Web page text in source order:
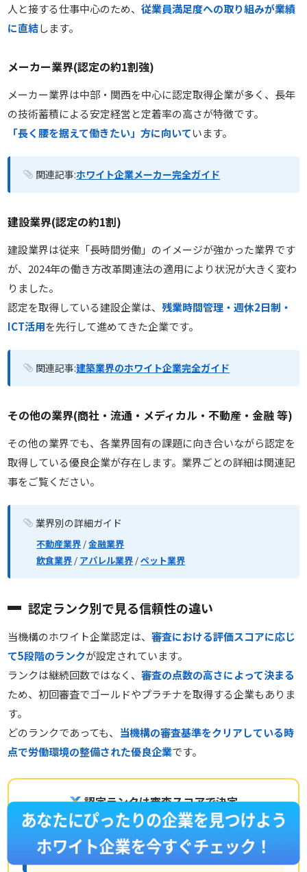
人と接する仕事中心のため、従業員満足度への取り組みが業績
に直結します。
メーカー業界(認定の約1割強)
メーカー業界は中部・関西を中心に認定取得企業が多く、長年
の技術蓄積による安定経営と定着率の高さが特徴です。
「長く腰を据えて働きたい」方に向いています。
関連記事:ホワイト企業メーカー完全ガイド
建設業界(認定の約1割)
建設業界は従来「長時間労働」のイメージが強かった業界です
が、2024年の働き方改革関連法の適用により状況が大きく変わ
りました。
認定を取得している建設企業は、残業時間管理・週休2日制・
ICT活用を先行して進めてきた企業です。
関連記事:建築業界のホワイト企業完全ガイド
その他の業界(商社・流通・メディカル・不動産・金融 等)
その他の業界でも、各業界固有の課題に向き合いながら認定を
取得している優良企業が存在します。業界ごとの詳細は関連記
事をご覧ください。
業界別の詳細ガイド
不動産業界 /金融業界
飲食業界 / アパレル業界 /ペット業界
認定ランク別で見る信頼性の違い
当機構のホワイト企業認定は、審査における評価スコアに応じ
て5段階のランクが設定されています。
ランクは継続回数ではなく、審査の点数の高さによって決まる
ため、初回審査でゴールドやプラチナを取得する企業もありま
す。
どのランクであっても、 当機構の審査基準をクリアしている時
点で労働環境の整備された優良企業です。
認定ランクは審査スコアで決定
プラチナ認定
審査における最高水準のスコアをクリアした最上位ランク